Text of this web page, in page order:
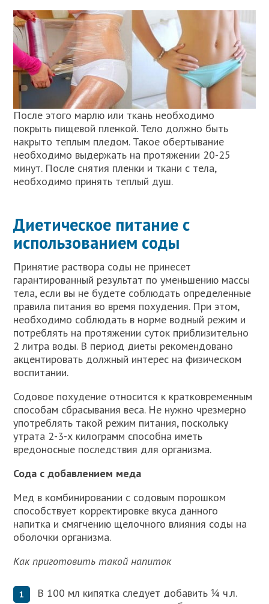
После этого марлю или ткань необходимо
покрыть пищевой пленкой. Тело должно быть
накрыто теплым пледом. Такое обертывание
необходимо выдержать на протяжении 20-25
минут. После снятия пленки и ткани с тела,
необходимо принять теплый душ.
Диетическое питание с
использованием соды
Принятие раствора соды не принесет
гарантированный результат по уменьшению массы
тела, если вы не будете соблюдать определенные
правила питания во время похудения. При этом,
необходимо соблюдать в норме водный режим и
потреблять на протяжении суток приблизительно
2 литра воды. В период диеты рекомендовано
акцентировать должный интерес на физическом
воспитании.
Содовое похудение относится к кратковременным
способам сбрасывания веса. Не нужно чрезмерно
употреблять такой режим питания, поскольку
утрата 2-3-х килограмм способна иметь
вредоносные последствия для организма.
Сода с добавлением меда
Мед в комбинировании с содовым порошком
способствует корректировке вкуса данного
напитка и смягчению щелочного влияния соды на
оболочки организма.
Как приготовить такой напиток
В 100 мл кипятка следует добавить ¼ ч.л.